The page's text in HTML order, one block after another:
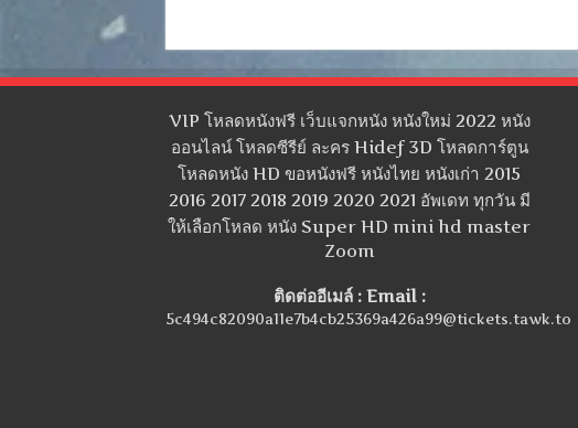
VIP โหลดหนังฟรี เว็บแจกหนัง หนังใหม่ 2022 หนัง
ออนไลน์ โหลดซีรีย์ ละคร Hidef 3D โหลดการ์ตูน
โหลดหนัง HD ขอหนังฟรี หนังไทย หนังเก่า 2015
2016 2017 2018 2019 2020 2021 อัพเดท ทุกวัน มี
ให้เลือกโหลด หนัง Super HD mini hd master
Zoom
ติดต่ออีเมล์ : Email :
5c494c82090a11e7b4cb25369a426a99@tickets.tawk.to